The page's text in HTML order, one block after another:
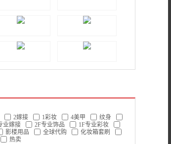
明艳专业彩妆品牌 欧丹玛丽
月儿公主 OE纹绣品牌
2嫁接 1彩妆 4美甲
纹身
业嫁接 2F专业饰品
1F专业彩妆
影楼用品 全球代购
化妆箱套刷
热卖